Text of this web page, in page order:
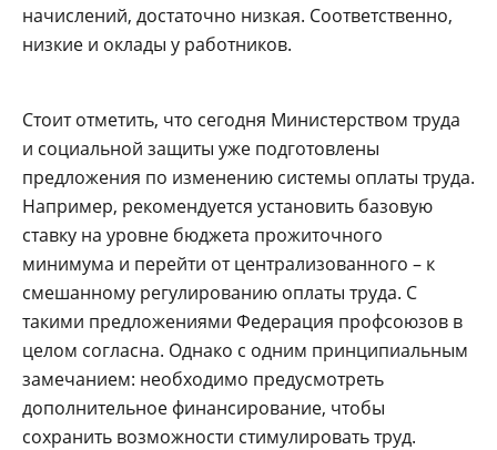
начислений, достаточно низкая. Соответственно,
низкие и оклады у работников.
Стоит отметить, что сегодня Министерством труда
и социальной защиты уже подготовлены
предложения по изменению системы оплаты труда.
Например, рекомендуется установить базовую
ставку на уровне бюджета прожиточного
минимума и перейти от централизованного – к
смешанному регулированию оплаты труда. С
такими предложениями Федерация профсоюзов в
целом согласна. Однако с одним принципиальным
замечанием: необходимо предусмотреть
дополнительное финансирование, чтобы
сохранить возможности стимулировать труд.